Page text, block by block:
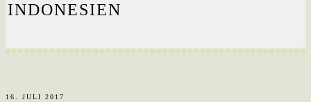
INDONESIEN
16. JULI 2017